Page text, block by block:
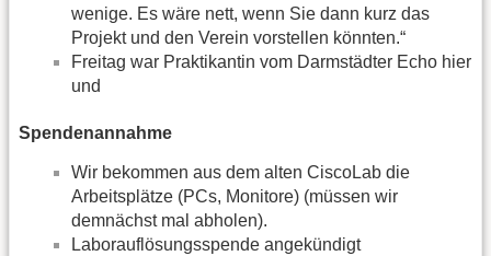
wenige. Es wäre nett, wenn Sie dann kurz das
Projekt und den Verein vorstellen könnten.“
Freitag war Praktikantin vom Darmstädter Echo hier
und
Spendenannahme
Wir bekommen aus dem alten CiscoLab die
Arbeitsplätze (PCs, Monitore) (müssen wir
demnächst mal abholen).
Laborauflösungsspende angekündigt